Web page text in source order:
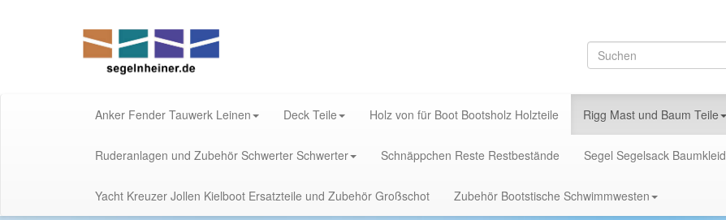
Anker Fender Tauwerk Leinen Deck Teile Holz von für Boot Bootsholz Holzteile Rigg Mast und Baum Teile
Ruderanlagen und Zubehör Schwerter Schwerter Schnäppchen Reste Restbestände Segel Segelsack Baumkleid
Yacht Kreuzer Jollen Kielboot Ersatzteile und Zubehör Großschot Zubehör Bootstische Schwimmwesten